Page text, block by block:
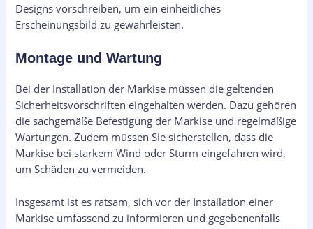
Designs vorschreiben, um ein einheitliches
Erscheinungsbild zu gewährleisten.
Montage und Wartung
Bei der Installation der Markise müssen die geltenden
Sicherheitsvorschriften eingehalten werden. Dazu gehören
die sachgemäße Befestigung der Markise und regelmäßige
Wartungen. Zudem müssen Sie sicherstellen, dass die
Markise bei starkem Wind oder Sturm eingefahren wird,
um Schäden zu vermeiden.
Insgesamt ist es ratsam, sich vor der Installation einer
Markise umfassend zu informieren und gegebenenfalls